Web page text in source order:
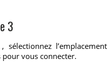
3
, sélectionnez l’emplacement
pour vous connecter.